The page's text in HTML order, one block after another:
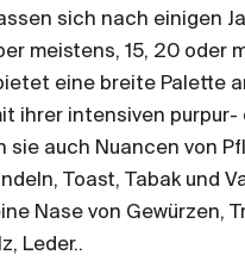
sich nach einigen
meistens, 15, 20 oder
eine breite Palette
ihrer intensiven
sie auch Nuancen von
Toast, Tabak und
Nase von Gewürzen,
Leder..